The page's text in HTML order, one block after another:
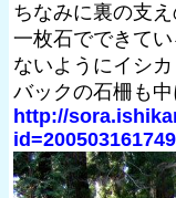
ちなみに裏の支
一枚石でできて
ないようにイシ
バックの石柵も中
http://